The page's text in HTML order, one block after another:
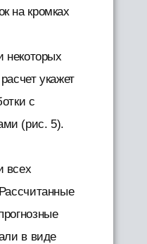
на кромках
некоторых
укажет
с
(рис. 5).
всех
в виде